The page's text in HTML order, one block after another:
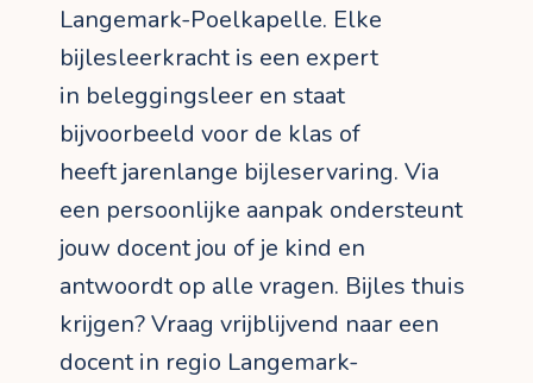
Langemark-Poelkapelle. Elke
bijlesleerkracht is een expert
in beleggingsleer en staat
bijvoorbeeld voor de klas of
heeft jarenlange bijleservaring. Via
een persoonlijke aanpak ondersteunt
jouw docent jou of je kind en
antwoordt op alle vragen. Bijles thuis
krijgen? Vraag vrijblijvend naar een
docent in regio Langemark-